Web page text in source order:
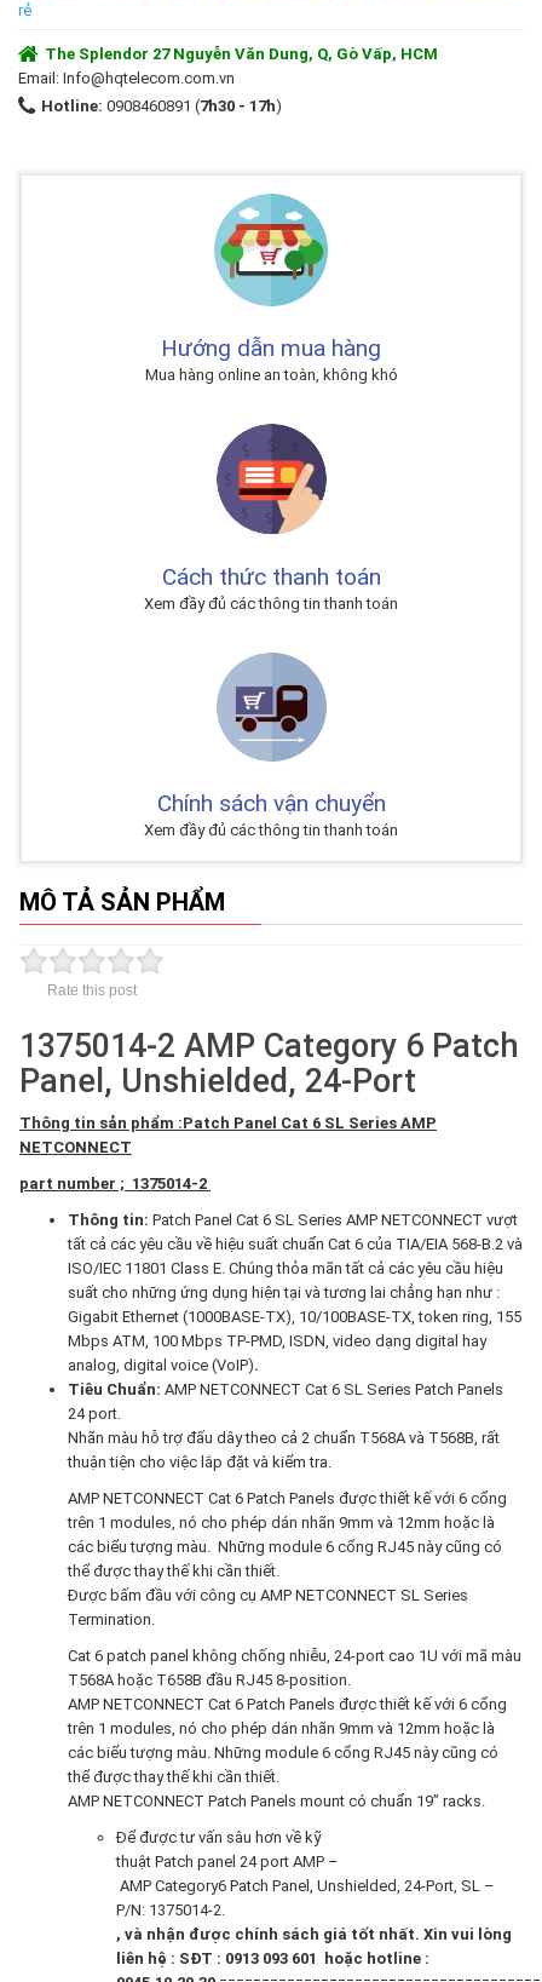
rẻ
The Splendor 27 Nguyễn Văn Dung, Q, Gò Vấp, HCM
Email: Info@hqtelecom.com.vn
Hotline: 0908460891 (7h30 - 17h)
Hướng dẫn mua hàng
Mua hàng online an toàn, không khó
Cách thức thanh toán
Xem đầy đủ các thông tin thanh toán
Chính sách vận chuyển
Xem đầy đủ các thông tin thanh toán
MÔ TẢ SẢN PHẨM
Rate this post
1375014-2 AMP Category 6 Patch
Panel, Unshielded, 24-Port
Thông tin sản phẩm :Patch Panel Cat 6 SL Series AMP
NETCONNECT
part number ; 1375014-2
Thông tin: Patch Panel Cat 6 SL Series AMP NETCONNECT vượt
tất cả các yêu cầu về hiệu suất chuẩn Cat 6 của TIA/EIA 568-B.2 và
ISO/IEC 11801 Class E. Chúng thỏa mãn tất cả các yêu cầu hiệu
suất cho những ứng dụng hiện tại và tương lai chẳng hạn như :
Gigabit Ethernet (1000BASE-TX), 10/100BASE-TX, token ring, 155
Mbps ATM, 100 Mbps TP-PMD, ISDN, video dạng digital hay
analog, digital voice (VoIP).
Tiêu Chuẩn: AMP NETCONNECT Cat 6 SL Series Patch Panels
24 port.
Nhãn màu hỗ trợ đấu dây theo cả 2 chuẩn T568A và T568B, rất
thuận tiện cho việc lắp đặt và kiểm tra.
AMP NETCONNECT Cat 6 Patch Panels được thiết kế với 6 cổng
trên 1 modules, nó cho phép dán nhãn 9mm và 12mm hoặc là
các biểu tượng màu. Những module 6 cổng RJ45 này cũng có
thể được thay thế khi cần thiết.
Được bấm đầu với công cụ AMP NETCONNECT SL Series
Termination.
Cat 6 patch panel không chống nhiễu, 24-port cao 1U với mã màu
T568A hoặc T658B đầu RJ45 8-position.
AMP NETCONNECT Cat 6 Patch Panels được thiết kế với 6 cổng
trên 1 modules, nó cho phép dán nhãn 9mm và 12mm hoặc là
các biểu tượng màu. Những module 6 cổng RJ45 này cũng có
thể được thay thế khi cần thiết.
AMP NETCONNECT Patch Panels mount có chuẩn 19” racks.
Để được tư vấn sâu hơn về kỹ
thuật Patch panel 24 port AMP –
AMP Category6 Patch Panel, Unshielded, 24-Port, SL –
P/N: 1375014-2.
, và nhận được chính sách giá tốt nhất. Xin vui lòng
liên hệ : SĐT : 0913 093 601
hoặc hotline :